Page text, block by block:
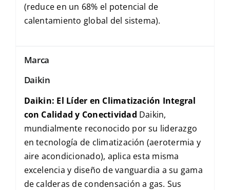
(reduce en un 68% el potencial de
calentamiento global del sistema).
Marca
Daikin
Daikin: El Líder en Climatización Integral
con Calidad y Conectividad Daikin,
mundialmente reconocido por su liderazgo
en tecnología de climatización (aerotermia y
aire acondicionado), aplica esta misma
excelencia y diseño de vanguardia a su gama
de calderas de condensación a gas. Sus